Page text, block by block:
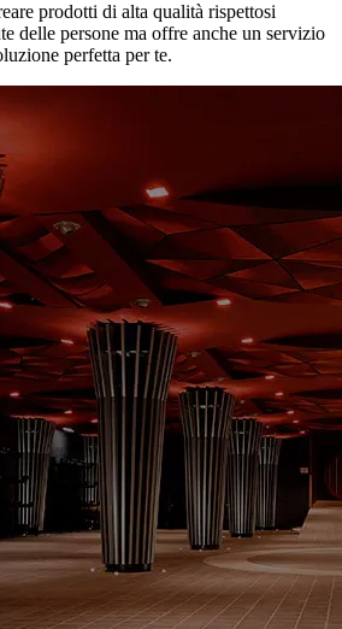
prodotti di alta qualità rispettosi
delle persone ma offre anche un servizio
perfetta per te.